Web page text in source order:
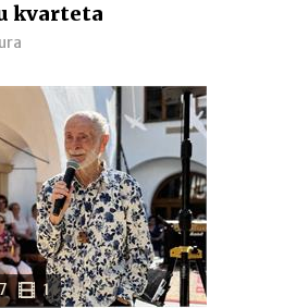
kvarteta
1